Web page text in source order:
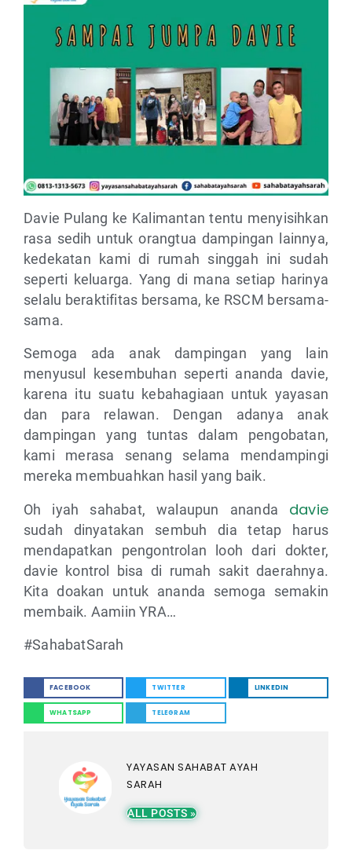
Davie Pulang ke Kalimantan tentu menyisihkan
rasa sedih untuk orangtua dampingan lainnya,
kedekatan kami di rumah singgah ini sudah
seperti keluarga. Yang di mana setiap harinya
selalu beraktifitas bersama, ke RSCM bersama-
sama.
Semoga ada anak dampingan yang lain
menyusul kesembuhan seperti ananda davie,
karena itu suatu kebahagiaan untuk yayasan
dan para relawan. Dengan adanya anak
dampingan yang tuntas dalam pengobatan,
kami merasa senang selama mendampingi
mereka membuahkan hasil yang baik.
Oh iyah sahabat, walaupun ananda davie
sudah dinyatakan sembuh dia tetap harus
mendapatkan pengontrolan looh dari dokter,
davie kontrol bisa di rumah sakit daerahnya.
Kita doakan untuk ananda semoga semakin
membaik. Aamiin YRA…
#SahabatSarah
FACEBOOK TWITTER LINKEDIN
WHATSAPP TELEGRAM
YAYASAN SAHABAT AYAH
SARAH
ALL POSTS »